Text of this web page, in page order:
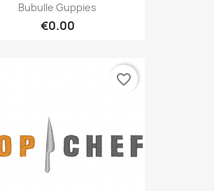
Bubulle Guppies
€0.00
favorite_border